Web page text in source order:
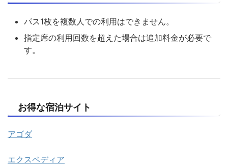
パス1枚を複数人での利用はできません。
指定席の利用回数を超えた場合は追加料金が必要で
す。
お得な宿泊サイト
アゴダ
エクスペディア